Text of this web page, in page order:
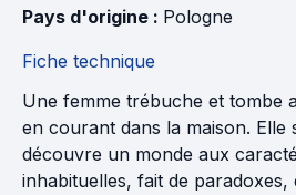
Pays d'origine : Pologne
Fiche technique
Une femme trébuche et tombe
en courant dans la maison. Elle
découvre un monde aux
inhabituelles, fait de paradoxes,